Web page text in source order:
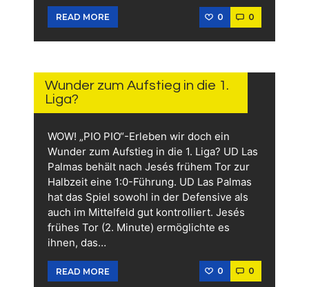
READ MORE 0 0
Wunder zum Aufstieg in die 1.
Liga?
WOW! „PIO PIO“-Erleben wir doch ein
Wunder zum Aufstieg in die 1. Liga? UD Las
Palmas behält nach Jesés frühem Tor zur
Halbzeit eine 1:0-Führung. UD Las Palmas
hat das Spiel sowohl in der Defensive als
auch im Mittelfeld gut kontrolliert. Jesés
frühes Tor (2. Minute) ermöglichte es
ihnen, das…
READ MORE 0 0